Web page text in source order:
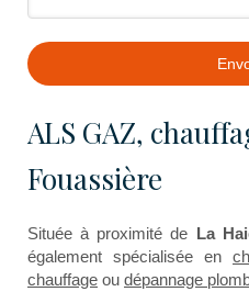
ALS GAZ,
Fouassière
Située à proximité de La
également spécialisée en
chauffage ou dépannage